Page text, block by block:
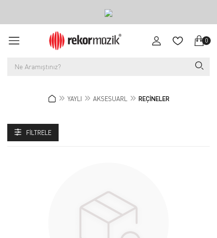
0
YAYLI AKSESUARL REÇİNELER
FILTRELE